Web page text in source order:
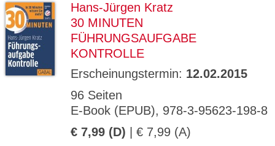
Hans-Jürgen Kratz
30 MINUTEN
FÜHRUNGSAUFGABE
KONTROLLE
Erscheinungstermin: 12.02.2015
96 Seiten
E-Book (EPUB), 978-3-95623-198-8
€ 7,99 (D) | € 7,99 (A)